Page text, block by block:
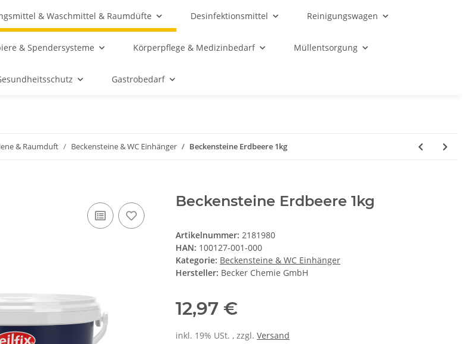
& Waschmittel & Raumdüfte Desinfektionsmittel Reinigungswagen
& Spendersysteme Körperpflege & Medizinbedarf Müllentsorgung
Gastrobedarf
& Raumduft Beckensteine & WC Einhänger Beckensteine Erdbeere 1kg
Beckensteine Erdbeere 1kg
Artikelnummer: 2181980
HAN: 100127-001-000
Kategorie: Beckensteine & WC Einhänger
Hersteller: Becker Chemie GmbH
12,97 €
inkl. 19% USt. , zzgl. Versand